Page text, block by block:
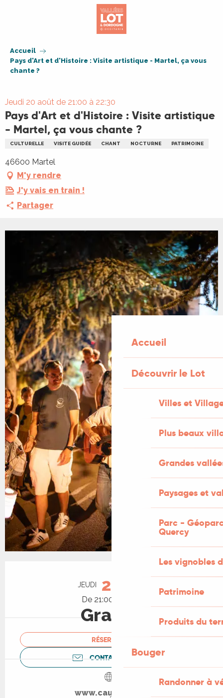
Accueil
Découvrir le Lot
Villes et
Plus beaux
Grandes
Paysages et
Parc -
Quercy
Les vignobles
Patrimoine
Produits du
Bouger
Randonner à
Accueil
Pays d'Art et d'Histoire : Visite artistique - Martel, ça vous
chante ?
Jeudi 20 août de 21:00 à 22:30
Pays d'Art et d'Histoire : Visite artistique
- Martel, ça vous chante ?
CULTURELLE VISITE GUIDÉE CHANT NOCTURNE PATRIMOINE
46600 Martel
M'y rendre
J'y vais en train !
Partager
Ouverture et coordonnées
JEUDI 20
De 21:00 à 22:30
Gratuit
RÉSERVER
CONTACTEZ-NOUS
www.cauvaldor.fr